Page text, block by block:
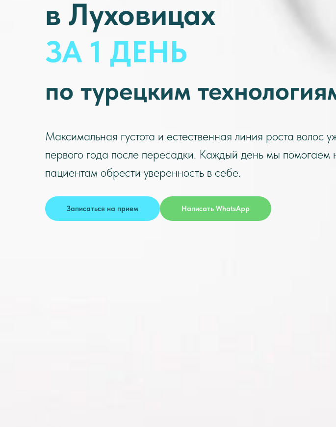
в Луховицах
ЗА 1 ДЕНЬ
по турецким
Максимальная густота и естественная линия роста волос
первого года после пересадки. Каждый день мы помогаем
пациентам обрести уверенность в себе.
Записаться на прием Написать WhatsApp